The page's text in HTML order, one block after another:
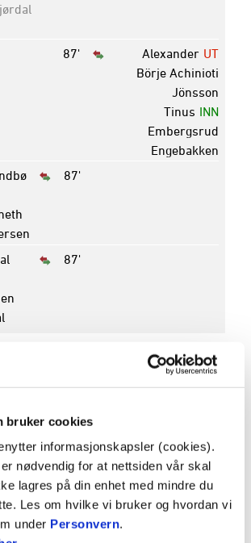
bruker cookies
informasjonskapsler (cookies).
nødvendig for at nettsiden vår skal
lagres på din enhet med mindre du
Les om hvilke vi bruker og hvordan vi
under Personvern.
87'
UT
Alexander
Börje Achinioti
Jönsson
INN
Tinus
Embergsrud
Engebakken
87'
87'
OBOS-ligaen - 2026
3
Avspark
19:00
2 - 0
5 - 1
Arena
EXTRA Arena